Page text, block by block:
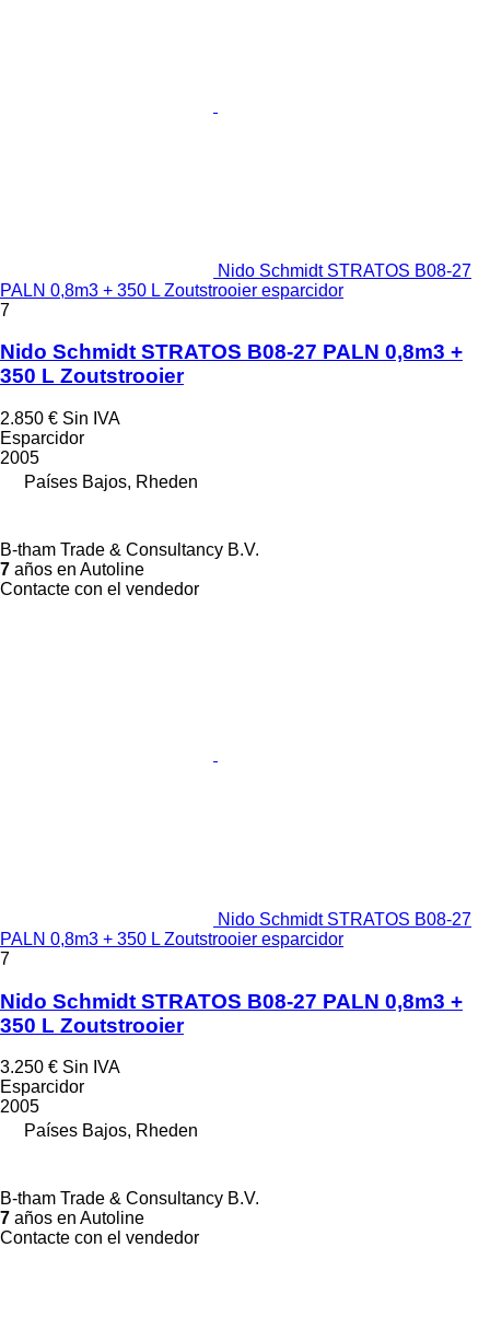
Nido Schmidt STRATOS B08-27
PALN 0,8m3 + 350 L Zoutstrooier esparcidor
7
Nido Schmidt STRATOS B08-27 PALN 0,8m3 +
350 L Zoutstrooier
2.850 € Sin IVA
Esparcidor
2005
Países Bajos, Rheden
B-tham Trade & Consultancy B.V.
7 años en Autoline
Contacte con el vendedor
Nido Schmidt STRATOS B08-27
PALN 0,8m3 + 350 L Zoutstrooier esparcidor
7
Nido Schmidt STRATOS B08-27 PALN 0,8m3 +
350 L Zoutstrooier
3.250 € Sin IVA
Esparcidor
2005
Países Bajos, Rheden
B-tham Trade & Consultancy B.V.
7 años en Autoline
Contacte con el vendedor